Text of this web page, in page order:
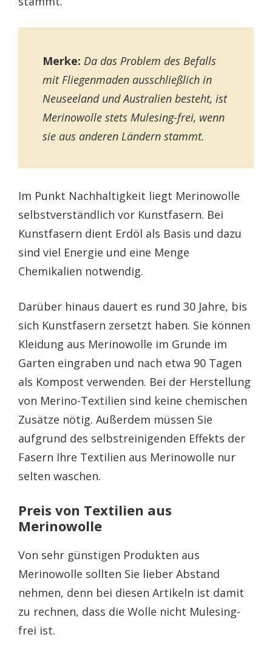
Merke: Da das Problem des Befalls
mit Fliegenmaden ausschließlich in
Neuseeland und Australien besteht, ist
Merinowolle stets Mulesing-frei, wenn
sie aus anderen Ländern stammt.
Im Punkt Nachhaltigkeit liegt Merinowolle
selbstverständlich vor Kunstfasern. Bei
Kunstfasern dient Erdöl als Basis und dazu
sind viel Energie und eine Menge
Chemikalien notwendig.
Darüber hinaus dauert es rund 30 Jahre, bis
sich Kunstfasern zersetzt haben. Sie können
Kleidung aus Merinowolle im Grunde im
Garten eingraben und nach etwa 90 Tagen
als Kompost verwenden. Bei der Herstellung
von Merino-Textilien sind keine chemischen
Zusätze nötig. Außerdem müssen Sie
aufgrund des selbstreinigenden Effekts der
Fasern Ihre Textilien aus Merinowolle nur
selten waschen.
Preis von Textilien aus
Merinowolle
Von sehr günstigen Produkten aus
Merinowolle sollten Sie lieber Abstand
nehmen, denn bei diesen Artikeln ist damit
zu rechnen, dass die Wolle nicht Mulesing-
frei ist.